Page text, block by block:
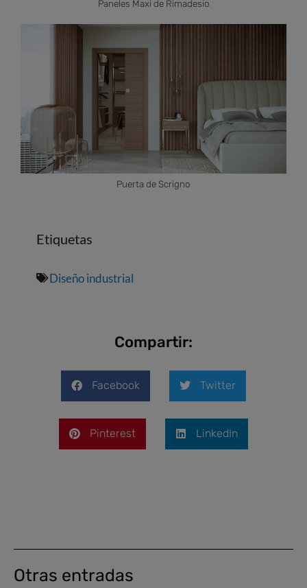
Paneles Maxi de Rimadesio
Puerta de Scrigno
Etiquetas
Diseño industrial
Compartir:
Facebook Twitter
Pinterest LinkedIn
Otras entradas